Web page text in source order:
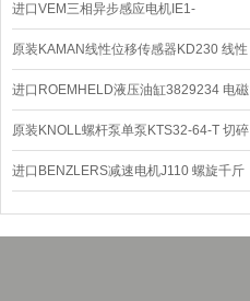
进口VEM三相异步感应电机IE1-
K21R80G4马达
原装KAMAN线性位移传感器KD230 线性
编码器
进口ROEMHELD液压油缸3829234 电磁
阀定位器
原装KNOLL螺杆泵单泵KTS32-64-T 切碎
排屑机
进口BENZLERS减速电机J110 螺旋千斤
顶BD-58